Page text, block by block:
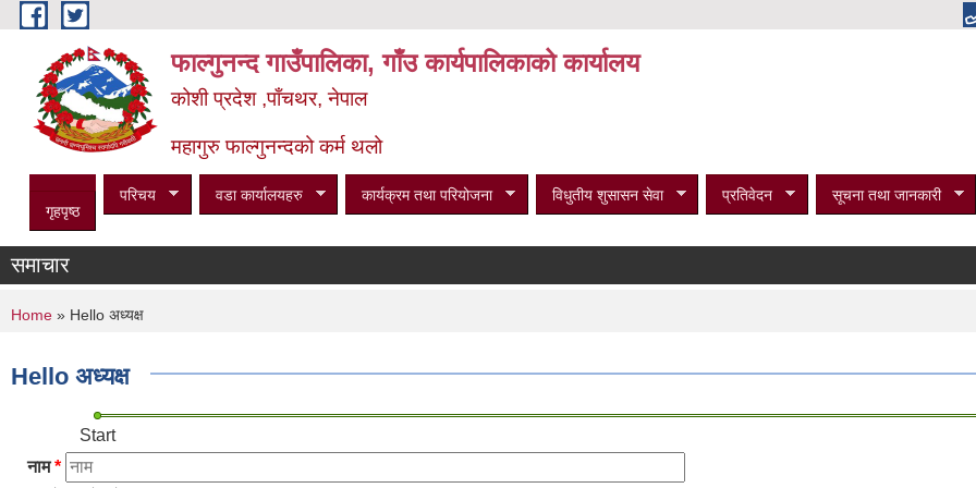
Skip to main content
फाल्गुनन्द गाउँपालिका, गाँउ कार्यपालिकाको कार्यालय
कोशी प्रदेश ,पाँचथर, नेपाल
महागुरु फाल्गुनन्दको कर्म थलो
गृहपृष्ठ
परिचय वडा कार्यालयहरु कार्यक्रम तथा परियोजना विधुतीय शुसासन सेवा प्रतिवेदन सूचना तथा जानकारी
समाचार
You are here
Home » Hello अध्यक्ष
Hello अध्यक्ष
Start
नाम*